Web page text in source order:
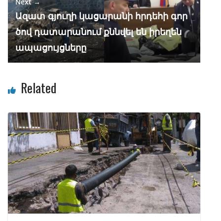
Next →
Ազատ գյուղի կացարանի հրդեհի գոր
ծով դատարանում քննվել են իրեղեն
ապացույցները
Related